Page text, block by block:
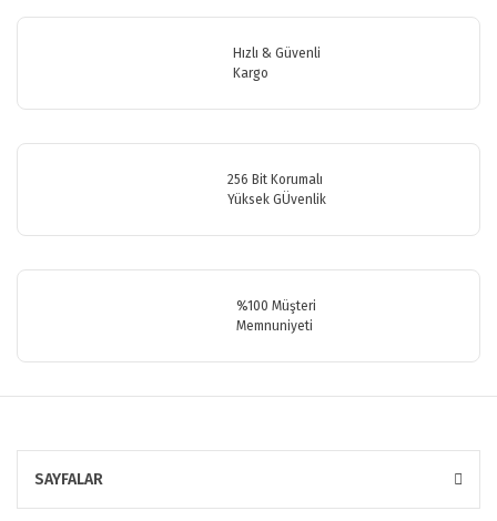
Ürün fiyatı diğer sitelerden daha pahalı.
Hızlı & Güvenli
Kargo
256 Bit Korumalı
Yüksek GÜvenlik
%100 Müşteri
Memnuniyeti
SAYFALAR